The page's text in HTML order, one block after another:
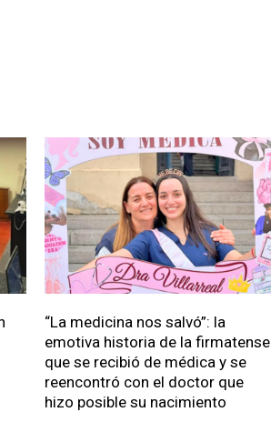
“La medicina nos salvó”: la
emotiva historia de la firmatense
que se recibió de médica y se
reencontró con el doctor que
hizo posible su nacimiento